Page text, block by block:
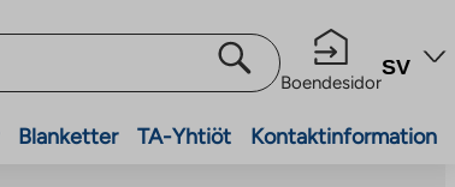
Boendesidor
SV
Blanketter TA-Yhtiöt Kontaktinformation